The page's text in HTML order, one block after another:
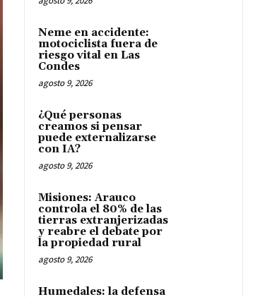
Neme en accidente:
motociclista fuera de
riesgo vital en Las
Condes
agosto 9, 2026
¿Qué personas
creamos si pensar
puede externalizarse
con IA?
agosto 9, 2026
Misiones: Arauco
controla el 80% de las
tierras extranjerizadas
y reabre el debate por
la propiedad rural
agosto 9, 2026
Humedales: la defensa